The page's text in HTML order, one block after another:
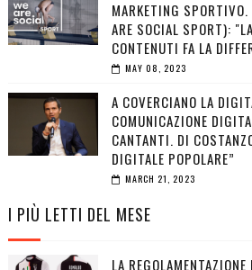
MARKETING
ARE SOCIAL SPORT):
CONTENUTI FA LA
MAY 08, 2023
A COVERCIANO LA
COMUNICAZIONE
CANTANTI. DI
DIGITALE POPOLARE”
MARCH 21, 2023
I PIÙ LETTI DEL MESE
LA